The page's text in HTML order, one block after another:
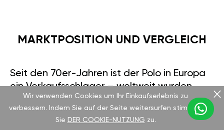
MARKTPOSITION UND VERGLEICH
Seit den 70er-Jahren ist der Polo in Europa
ein Verkaufsschlager – weltweit wurden
über 18 Millionen Einheiten verkauft, und die
sechste Generation erreichte bis 2023 die
Marke von 2 Millionen. Besonders in
Wir verwenden Cookies um Ihr Einkaufserlebnis zu
verbessern. Indem Sie auf der Seite weitersurfen stimmen
Sie DER COOKIE-NUTZUNG zu.